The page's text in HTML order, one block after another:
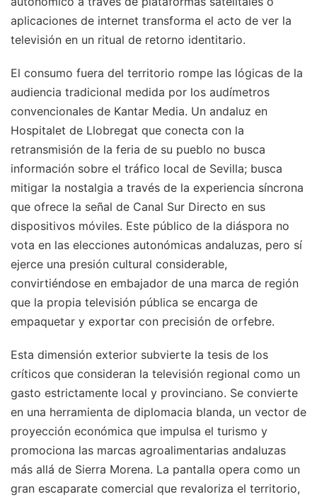
aplicaciones de internet transforma el acto de ver la
televisión en un ritual de retorno identitario.
El consumo fuera del territorio rompe las lógicas de la
audiencia tradicional medida por los audímetros
convencionales de Kantar Media. Un andaluz en
Hospitalet de Llobregat que conecta con la
retransmisión de la feria de su pueblo no busca
información sobre el tráfico local de Sevilla; busca
mitigar la nostalgia a través de la experiencia síncrona
que ofrece la señal de Canal Sur Directo en sus
dispositivos móviles. Este público de la diáspora no
vota en las elecciones autonómicas andaluzas, pero sí
ejerce una presión cultural considerable,
convirtiéndose en embajador de una marca de región
que la propia televisión pública se encarga de
empaquetar y exportar con precisión de orfebre.
Esta dimensión exterior subvierte la tesis de los
críticos que consideran la televisión regional como un
gasto estrictamente local y provinciano. Se convierte
en una herramienta de diplomacia blanda, un vector de
proyección económica que impulsa el turismo y
promociona las marcas agroalimentarias andaluzas
más allá de Sierra Morena. La pantalla opera como un
gran escaparate comercial que revaloriza el territorio,